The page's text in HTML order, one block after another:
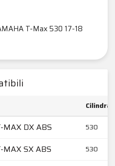
T-Max 530 17-18
MAX DX ABS 530
MAX SX ABS 530